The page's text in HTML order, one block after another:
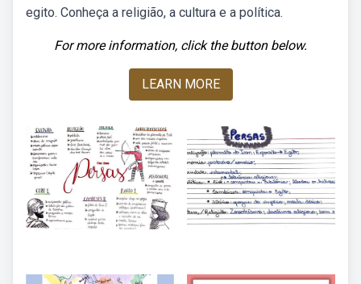
egito. Conheça a religião, a cultura e a política.
For more information, click the button below.
LEARN MORE